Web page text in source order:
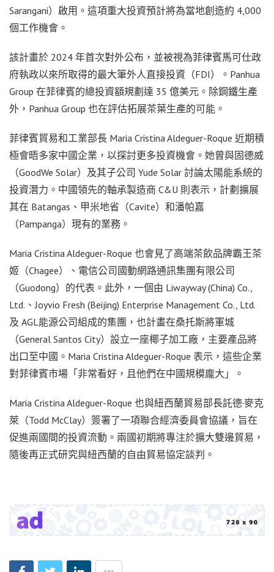
Sarangani）啟用。這項重大投資預計將為當地創造約 4,000
個工作機會。
該計畫於 2024 年首次對外公布，並被視為菲律賓馬可仕政
府執政以來所取得的最大筆外人直接投資（FDI）。Panhua
Group 在菲律賓的總投資額規劃達 35 億美元。除鋼鐵生產
外，Panhua Group 也在評估拓展茶葉生產的可能。
菲律賓貿易和工業部長 Maria Cristina Aldeguer-Roque 近期積
極會晤多家中國企業，以探討更多投資機會。她曾與固德威
（GoodWe Solar）及其子公司 Yude Solar 討論太陽能系統的
投資潛力。中國領先的軸承製造商 C&U 則表示，計劃擴展
其在 Batangas、甲米地省（Cavite）和潘帕嘉
（Pampanga）現有的業務。
Maria Cristina Aldeguer-Roque 也會見了高端茶飲品牌霸王茶
姬（Chagee）、電信公司國動網路通訊集團有限公司
（Guodong）的代表。此外，一個由 Liwayway (China) Co.,
Ltd.、Joyvio Fresh (Beijing) Enterprise Management Co., Ltd.
及 AGL能源公司組成的集團，也計畫在桑托斯將軍城
（General Santos City）設立一座椰子加工廠，主要產品將
出口至中國。Maria Cristina Aldeguer-Roque 表示，這些企業
對菲律賓市場「非常看好，且他們在中國規模龐大」。
Maria Cristina Aldeguer-Roque 也與紐西蘭貿易部長託德·麥克
萊（Todd McClay）簽署了一項聯合經濟委員會協議，旨在
促進兩國間的投資流動。兩國初期將專注於擴大雙邊貿易，
隨後再正式研究與紐西蘭的自由貿易協定談判。